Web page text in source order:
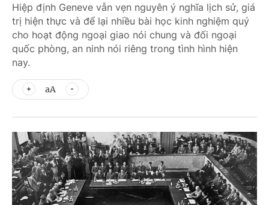
Hiệp định Geneve vẫn vẹn nguyên ý nghĩa lịch sử, giá
trị hiện thực và để lại nhiều bài học kinh nghiệm quý
cho hoạt động ngoại giao nói chung và đối ngoại
quốc phòng, an ninh nói riêng trong tình hình hiện
nay.
aA